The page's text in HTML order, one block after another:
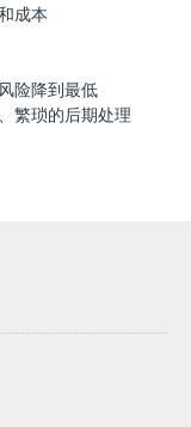
成本
险降到最低
繁琐的后期处理